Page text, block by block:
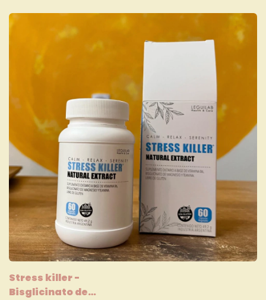
Stress killer -
Bisglicinato de